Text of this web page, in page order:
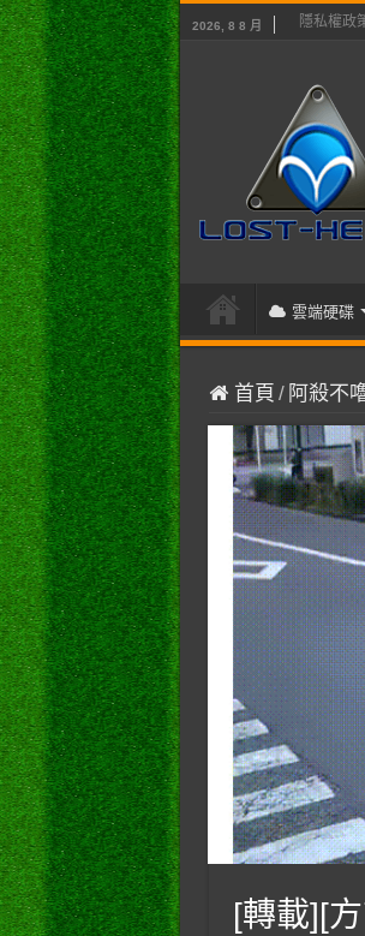
2026, 8 8 月 隱私權政
雲端硬碟
首頁 / 阿殺不
[轉載][